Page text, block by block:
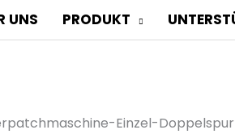
UNS PRODUKT